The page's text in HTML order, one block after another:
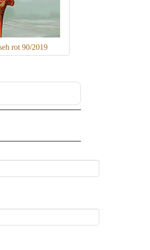
rot 90/2019